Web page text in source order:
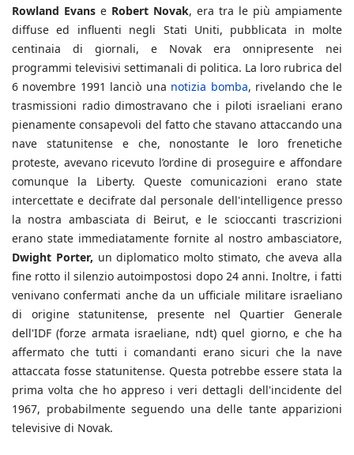
Rowland Evans e Robert Novak, era tra le più ampiamente
diffuse ed influenti negli Stati Uniti, pubblicata in molte
centinaia di giornali, e Novak era onnipresente nei
programmi televisivi settimanali di politica. La loro rubrica del
6 novembre 1991 lanciò una notizia bomba, rivelando che le
trasmissioni radio dimostravano che i piloti israeliani erano
pienamente consapevoli del fatto che stavano attaccando una
nave statunitense e che, nonostante le loro frenetiche
proteste, avevano ricevuto l’ordine di proseguire e affondare
comunque la Liberty. Queste comunicazioni erano state
intercettate e decifrate dal personale dell'intelligence presso
la nostra ambasciata di Beirut, e le scioccanti trascrizioni
erano state immediatamente fornite al nostro ambasciatore,
Dwight Porter, un diplomatico molto stimato, che aveva alla
fine rotto il silenzio autoimpostosi dopo 24 anni. Inoltre, i fatti
venivano confermati anche da un ufficiale militare israeliano
di origine statunitense, presente nel Quartier Generale
dell'IDF (forze armata israeliane, ndt) quel giorno, e che ha
affermato che tutti i comandanti erano sicuri che la nave
attaccata fosse statunitense. Questa potrebbe essere stata la
prima volta che ho appreso i veri dettagli dell'incidente del
1967, probabilmente seguendo una delle tante apparizioni
televisive di Novak.